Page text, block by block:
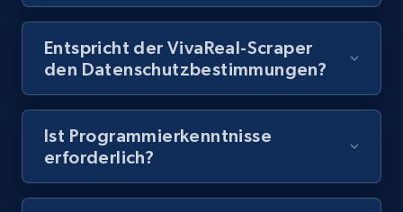
URL, Title, Youtuber, Youtuber md5, Video url,
Video length, Likes, Views, and more.
by podcast url
Entspricht der VivaReal-Scraper
den Datenschutzbestimmungen?
Ist Programmierkenntnisse
erforderlich?